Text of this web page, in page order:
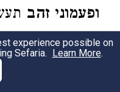
ופעמוני זהב
הרימונים,
בסדר
experience possible on
Sefaria. Learn More.